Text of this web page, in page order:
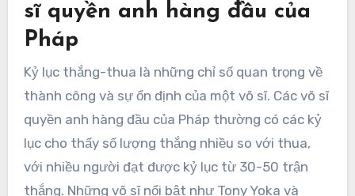
sĩ quyền anh hàng đầu của
Pháp
Kỷ lục thắng-thua là những chỉ số quan trọng về
thành công và sự ổn định của một võ sĩ. Các võ sĩ
quyền anh hàng đầu của Pháp thường có các kỷ
lục cho thấy số lượng thắng nhiều so với thua,
với nhiều người đạt được kỷ lục từ 30-50 trận
thắng. Những võ sĩ nổi bật như Tony Yoka và